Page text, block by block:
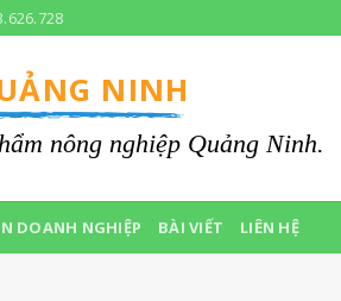
NINH
nông nghiệp Quảng Ninh.
DOANH NGHIỆP BÀI VIẾT LIÊN HỆ